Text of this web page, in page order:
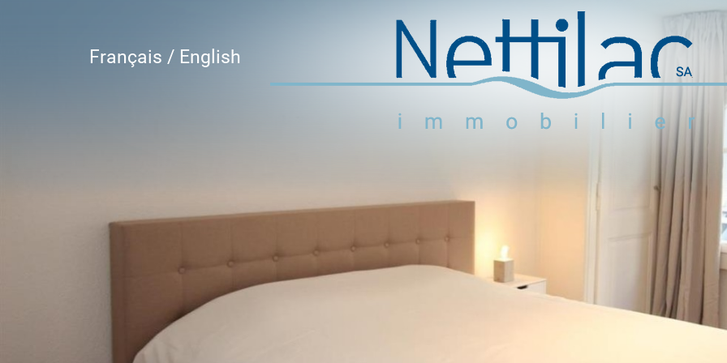
Français / English
Logements meublés
Logements non meublés
Parkings et garages
+41 22 312 04 75
^